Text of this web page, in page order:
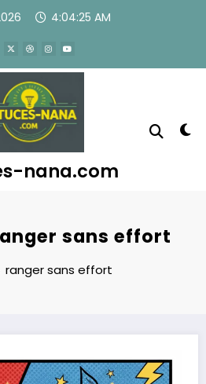
4:04:25 AM
nana.com
sans effort
ranger sans effort